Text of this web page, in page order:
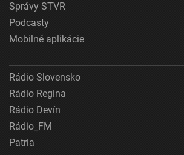
Správy STVR
Podcasty
Mobilné aplikácie
Rádio Slovensko
Rádio Regina
Rádio Devín
Rádio_FM
Patria